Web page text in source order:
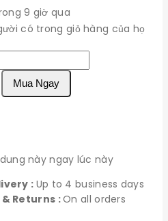
9 giờ qua
có trong giỏ hàng của họ
Mua Ngay
này ngay lúc này
: Up to 4 business days
Returns :On all orders